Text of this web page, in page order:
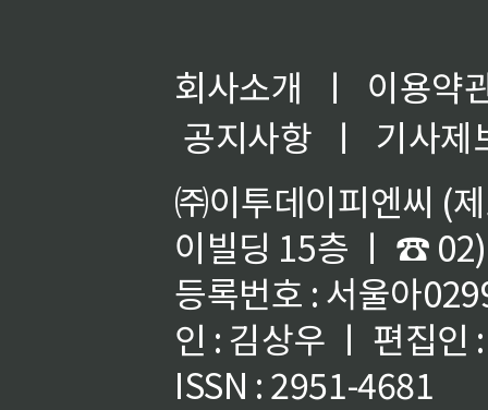
회사소개 ㅣ
이용약
공지사항
ㅣ
기사제
㈜이투데이피엔씨 (
이빌딩 15층 ㅣ ☎
등록번호 : 서울아
인 : 김상우 ㅣ 편집인
ISSN : 2951-4681